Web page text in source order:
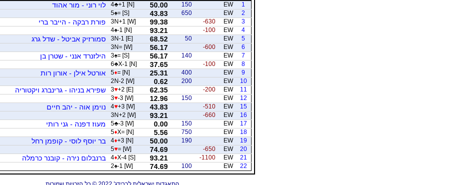
1
EW
150
50.00
4♣+1 [N] לוי רוני - מור אהוד
2
EW
650
43.83
5♠= [S]
3
EW
-630
99.38
3N+1 [W] פורת רבקה - הייבר ברי
4
EW
-100
93.21
4♠-1 [N]
5
EW
50
68.52
3N-1 [E] סמורזיק אביטל - שדל גרג
6
EW
-600
56.17
3N= [W]
7
EW
140
56.17
3♠= [S] הילזנרד אנני - שטרן בן
8
EW
-100
37.65
6♣X-1 [N]
9
EW
400
25.31
5♦= [N] אורטל אילן - אורון רות
10
EW
200
0.62
2N-2 [W]
11
EW
-200
62.35
3♥+2 [E] שפירא בניהו - גרינברג ויקטוריה
12
EW
150
12.96
3♥-3 [W]
15
EW
-510
43.83
4♥+3 [W] נוימן אוה - יהב חיים
16
EW
-660
93.21
3N+2 [W]
17
EW
150
0.00
5♣-3 [W] מעוז דפנה - גני רותי
18
EW
750
5.56
5♦X= [N]
19
EW
190
50.00
4♦+3 [N] בר יוסף לוסי - קופמן רחל
20
EW
-650
74.69
5♥= [W]
21
EW
-1100
93.21
4♦X-4 [S] ברנבלום נירה - קובנר כרמלה
22
EW
100
74.69
2♠-1 [W]